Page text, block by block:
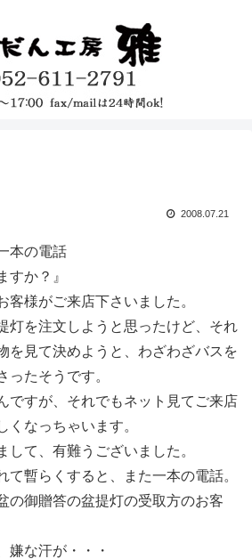
2008.07.21
本の電話
すか？』
客様がご来店下さいました。
灯を注文しようと思ったけど、それ
を見て決めようと、わざわざバスを
ったそうです。
ですが、それでもネット見てご来店
くなっちゃいます。
して、有難うございました。
て暫らくすると、また一本の電話。
の御贈答の盆提灯の受取方のお客
嫌な汗が・・・